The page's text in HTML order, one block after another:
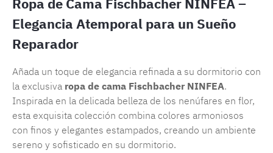
Ropa de Cama Fischbacher NINFEA –
Elegancia Atemporal para un Sueño
Reparador
Añada un toque de elegancia refinada a su dormitorio con
la exclusiva ropa de cama Fischbacher NINFEA.
Inspirada en la delicada belleza de los nenúfares en flor,
esta exquisita colección combina colores armoniosos
con finos y elegantes estampados, creando un ambiente
sereno y sofisticado en su dormitorio.